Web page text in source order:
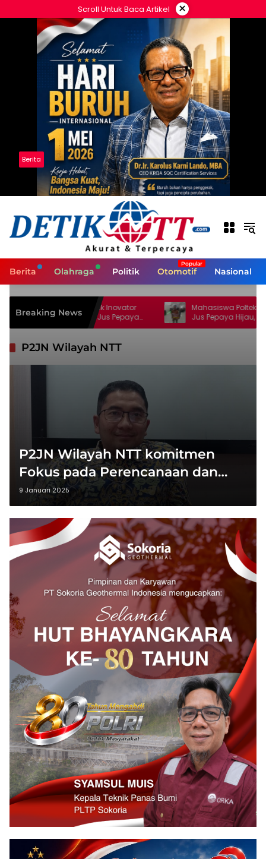
ke
Scroll Untuk Baca Artikel ×
Berita Olahraga Politik Otomotif Nasional
Breaking News
Center Cetak Inovator
Dampingi Jus Pepaya
Saing Nasional
Mahasiswa Poltekkes Kupang
Jus Pepaya Hijau, Injeksi Creative
Sebut Inovasi Pertama di Dunia
P2JN Wilayah NTT
Berita
P2JN Wilayah NTT komitmen
Fokus pada Perencanaan dan
Pengawasan Jalan Nasional
9 Januari 2025